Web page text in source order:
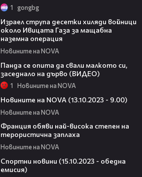
1 gongbg
Израел струпа десетки хиляди войници
около Ивицата Газа за мащабна
наземна операция
Новините на NOVA
Панда се опита да свали малкото си,
заседнало на дърво (ВИДЕО)
1 Новините на NOVA
Новините на NOVA (13.10.2023 - 9.00)
Новините на NOVA
Франция обяви най-висока степен на
терористична заплаха
Новините на NOVA
Спортни новини (15.10.2023 - обедна
емисия)